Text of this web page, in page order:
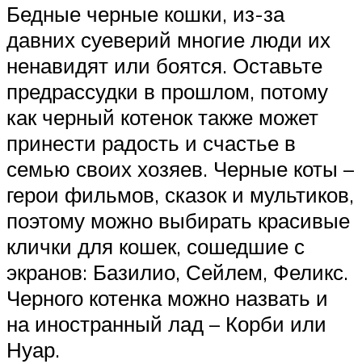
Бедные черные кошки, из-за
давних суеверий многие люди их
ненавидят или боятся. Оставьте
предрассудки в прошлом, потому
как черный котенок также может
принести радость и счастье в
семью своих хозяев. Черные коты –
герои фильмов, сказок и мультиков,
поэтому можно выбирать красивые
клички для кошек, сошедшие с
экранов: Базилио, Сейлем, Феликс.
Черного котенка можно назвать и
на иностранный лад – Корби или
Нуар.